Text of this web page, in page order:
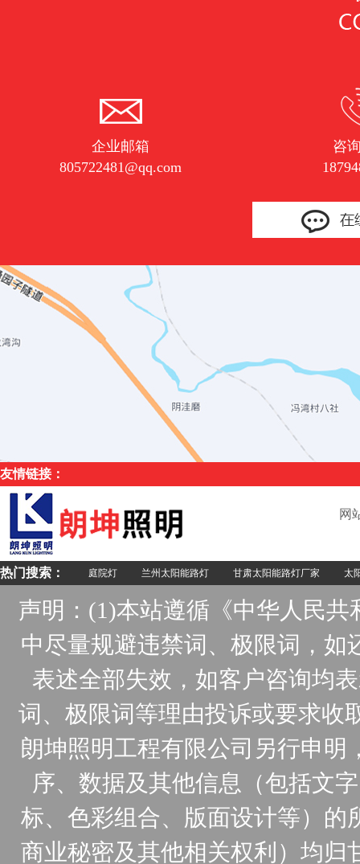
企业邮箱
805722481@qq.com
咨
友情链接：
网
热门搜索： 庭院灯 兰州太阳能路灯 甘肃太阳能路灯厂家 太
声明：(1)本站遵循《中华人民
中尽量规避违禁词、极限词，
表述全部失效，如客户咨询均
词、极限词等理由投诉或要求收
朗坤照明工程有限公司另行申
序、数据及其他信息（包括文
标、色彩组合、版面设计等）的
商业秘密及其他相关权利）均归